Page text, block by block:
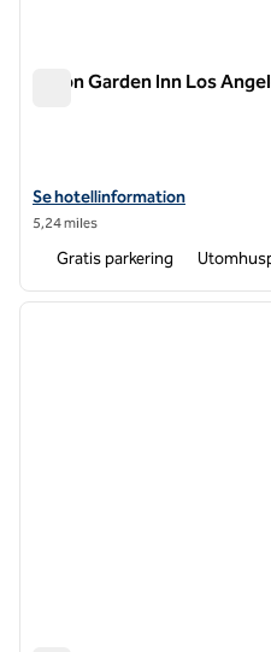
Hilton Garden Inn Los
Visa hotelluppgifter för Hilton
Se hotellinformation
5,24 miles
Gratis parkering
1 av 12